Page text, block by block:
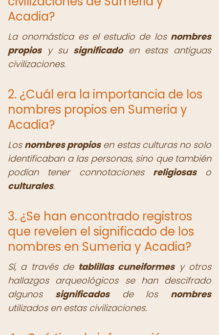
Acadia?
La onomástica es el estudio de los nombres
propiosy su significadoen estas antiguas
civilizaciones.
2. ¿Cuál era la importancia de los
nombres propios en Sumeria y
Acadia?
Los nombres propiosen estas culturas no solo
identificaban a las personas, sino que también
podían tener connotaciones religiosaso
culturales.
3. ¿Se han encontrado registros
que revelen el significado de los
nombres en Sumeria y Acadia?
Sí, a través de tablillas cuneiformesy otros
hallazgos arqueológicos se han descifrado
algunos significadosde los nombres
utilizados en estas civilizaciones.